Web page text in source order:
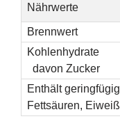
Nährwerte
Brennwert
Kohlenhydrate
davon Zucker
Enthält
Fettsäuren,